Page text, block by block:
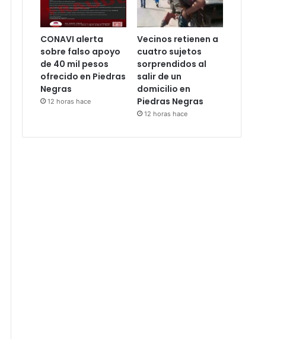
CONAVI alerta
sobre falso apoyo
de 40 mil pesos
ofrecido en Piedras
Negras
12 horas hace
Vecinos retienen a
cuatro sujetos
sorprendidos al
salir de un
domicilio en
Piedras Negras
12 horas hace